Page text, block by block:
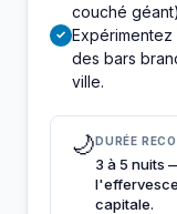
couché
✓
des bars
ville.
🌙DURÉE
3 à 5 nuits
capitale.